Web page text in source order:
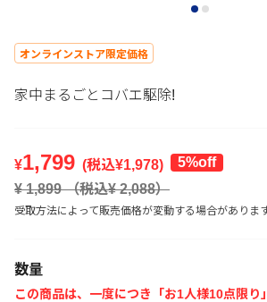
オンラインストア限定価格
家中まるごとコバエ駆除!
¥1,799 (税込¥1,978)
5%off
¥ 1,899（税込¥2,088）
受取方法によって販売価格が変動する場合があります
数量
この商品は、一度につき「お1人様10点限り